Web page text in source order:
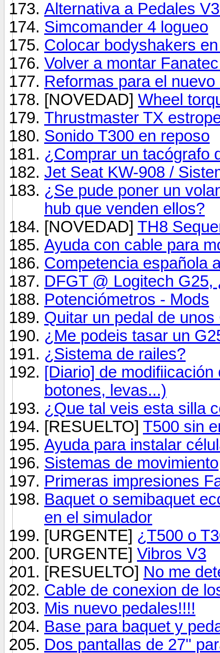
Alternativa a Pedales
Simcomander 4 logueo
Colocar bodyshakers
Volver a montar
Reformas para el
[NOVEDAD] Wheel
Thrustmaster TX
Sonido T300 en reposo
¿Comprar un tacógrafo
Jet Seat KW-908 /
¿Se pude poner un
hub que venden ellos?
[NOVEDAD] TH8
Ayuda con cable para
Competencia española
DFGT @ Logitech
Potenciómetros - Mods
Quitar un pedal de unos
¿Me podeis tasar un
¿Sistema de railes?
[Diario] de
botones, levas...)
¿Que tal veis esta silla
[RESUELTO] T500 sin
Ayuda para instalar
Sistemas de movimiento
Primeras impresiones
Baquet o semibaquet
en el simulador
[URGENTE] ¿T500 o
[URGENTE] Vibros V3
[RESUELTO] No me
Cable de conexion de
Mis nuevo pedales!!!!
Base para baquet y
Dos pantallas de 27"